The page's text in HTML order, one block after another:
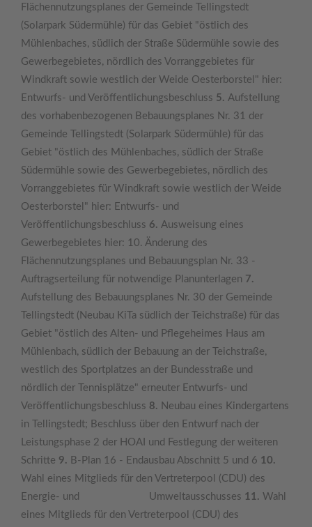
Flächennutzungsplanes der Gemeinde Tellingstedt
(Solarpark Südermühle) für das Gebiet "östlich des
Mühlenbaches, südlich der Straße Südermühle sowie des
Gewerbegebietes, nördlich des Vorranggebietes für
Windkraft sowie westlich der Weide Oesterborstel" hier:
Entwurfs- und Veröffentlichungsbeschluss 5. Aufstellung
des vorhabenbezogenen Bebauungsplanes Nr. 31 der
Gemeinde Tellingstedt (Solarpark Südermühle) für das
Gebiet "östlich des Mühlenbaches, südlich der Straße
Südermühle sowie des Gewerbegebietes, nördlich des
Vorranggebietes für Windkraft sowie westlich der Weide
Oesterborstel" hier: Entwurfs- und
Veröffentlichungsbeschluss 6. Ausweisung eines
Gewerbegebietes hier: 10. Änderung des
Flächennutzungsplanes und Bebauungsplan Nr. 33 -
Auftragserteilung für notwendige Planunterlagen 7.
Aufstellung des Bebauungsplanes Nr. 30 der Gemeinde
Tellingstedt (Neubau KiTa südlich der Teichstraße) für das
Gebiet "östlich des Alten- und Pflegeheimes Haus am
Mühlenbach, südlich der Bebauung an der Teichstraße,
westlich des Sportplatzes an der Bundesstraße und
nördlich der Tennisplätze" erneuter Entwurfs- und
Veröffentlichungsbeschluss 8. Neubau eines Kindergartens
in Tellingstedt; Beschluss über den Entwurf nach der
Leistungsphase 2 der HOAI und Festlegung der weiteren
Schritte 9. B-Plan 16 - Endausbau Abschnitt 5 und 6 10.
Wahl eines Mitglieds für den Vertreterpool (CDU) des
Energie- und Umweltausschusses 11. Wahl
eines Mitglieds für den Vertreterpool (CDU) des